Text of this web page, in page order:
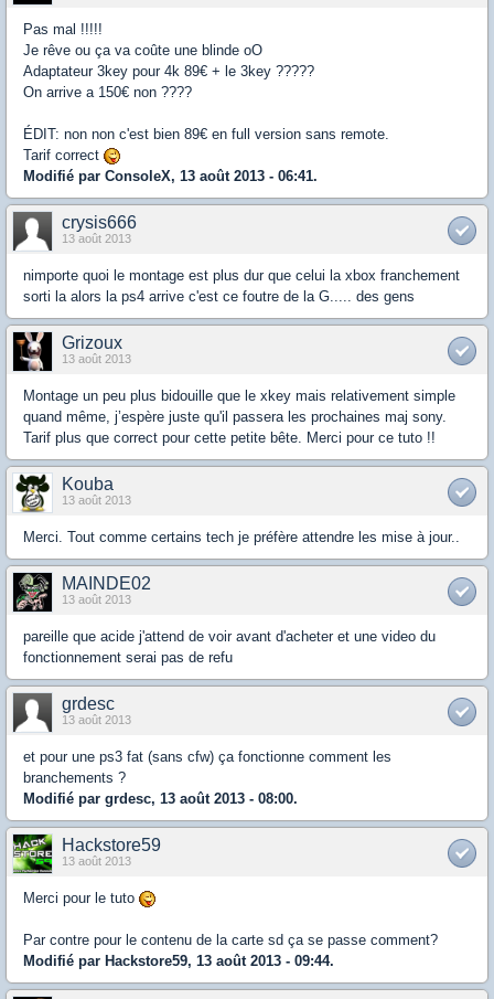
Pas mal !!!!!
Je rêve ou ça va coûte une blinde oO
Adaptateur 3key pour 4k 89€ + le 3key ?????
On arrive a 150€ non ????
ÉDIT: non non c'est bien 89€ en full version sans remote.
Tarif correct
Modifié par ConsoleX, 13 août 2013 - 06:41.
crysis666
13 août 2013
nimporte quoi le montage est plus dur que celui la xbox franchement
sorti la alors la ps4 arrive c'est ce foutre de la G..... des gens
Grizoux
13 août 2013
Montage un peu plus bidouille que le xkey mais relativement simple
quand même, j’espère juste qu'il passera les prochaines maj sony.
Tarif plus que correct pour cette petite bête. Merci pour ce tuto !!
Kouba
13 août 2013
Merci. Tout comme certains tech je préfère attendre les mise à jour..
MAINDE02
13 août 2013
pareille que acide j'attend de voir avant d'acheter et une video du
fonctionnement serai pas de refu
grdesc
13 août 2013
et pour une ps3 fat (sans cfw) ça fonctionne comment les
branchements ?
Modifié par grdesc, 13 août 2013 - 08:00.
Hackstore59
13 août 2013
Merci pour le tuto
Par contre pour le contenu de la carte sd ça se passe comment?
Modifié par Hackstore59, 13 août 2013 - 09:44.